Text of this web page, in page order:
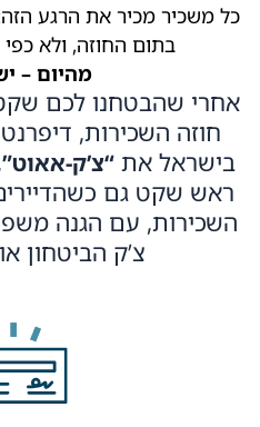
כל משכיר מכיר את הרגע
בתום החוזה, ולא
מהיום –
אחרי שהבטחנו לכם
חוזה השכירות,
בישראל את “צ’ק-אאוט”
ראש שקט גם
השכירות, עם הגנה
צ’ק הביטחון